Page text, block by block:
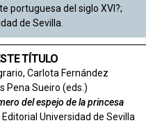
portuguesa del siglo XVI?;
de Sevilla.
TÍTULO
Carlota Fernández
Pena Sueiro (eds.)
del espejo de la princesa
Editorial Universidad de Sevilla